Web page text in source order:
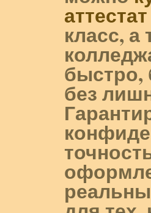
аттестат
класс,
быстро,
без